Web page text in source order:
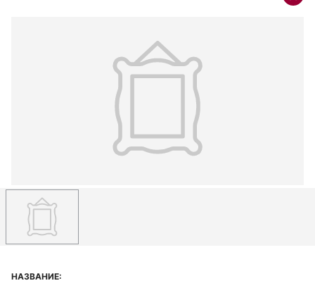
НАЗВАНИЕ: